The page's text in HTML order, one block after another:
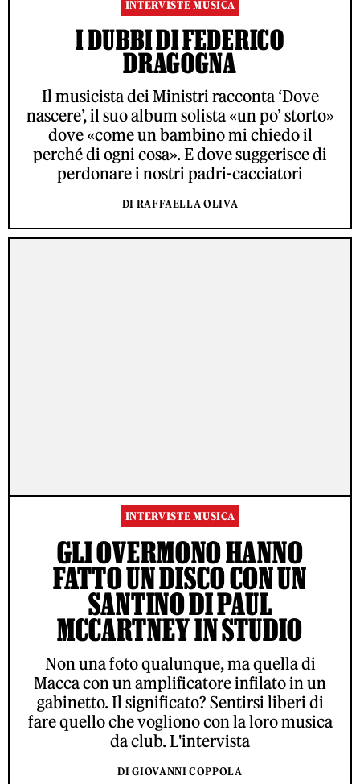
INTERVISTE MUSICA
I DUBBI DI FEDERICO
DRAGOGNA
Il musicista dei Ministri racconta ‘Dove
nascere’, il suo album solista «un po’ storto»
dove «come un bambino mi chiedo il
perché di ogni cosa». E dove suggerisce di
perdonare i nostri padri-cacciatori
DI RAFFAELLA OLIVA
INTERVISTE MUSICA
GLI OVERMONO HANNO
FATTO UN DISCO CON UN
SANTINO DI PAUL
MCCARTNEY IN STUDIO
Non una foto qualunque, ma quella di
Macca con un amplificatore infilato in un
gabinetto. Il significato? Sentirsi liberi di
fare quello che vogliono con la loro musica
da club. L'intervista
DI GIOVANNI COPPOLA